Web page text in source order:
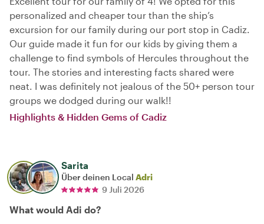
personalized and cheaper tour than the ship’s
excursion for our family during our port stop in Cadiz.
Our guide made it fun for our kids by giving them a
challenge to find symbols of Hercules throughout the
tour. The stories and interesting facts shared were
neat. I was definitely not jealous of the 50+ person tour
groups we dodged during our walk!!
Highlights & Hidden Gems of Cadiz
Sarita
Über deinen Local Adri
9 Juli 2026
What would Adi do?